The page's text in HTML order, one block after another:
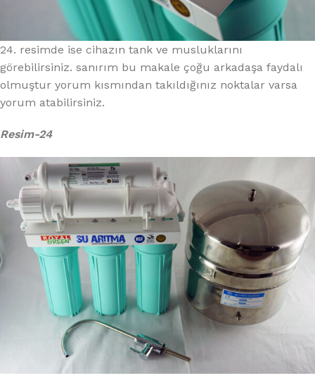
24. resimde ise cihazın tank ve musluklarını
görebilirsiniz. sanırım bu makale çoğu arkadaşa faydalı
olmuştur yorum kısmından takıldığınız noktalar varsa
yorum atabilirsiniz.
Resim-24